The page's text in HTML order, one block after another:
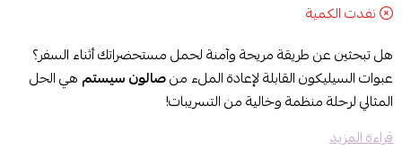
نفدت الكمية
هل تبحثين عن طريقة مريحة وآمنة لحمل مستحضراتك أثناء السفر؟
عبوات السيليكون القابلة لإعادة الملء منصالون سيستم هي الحل
المثالي لرحلة منظمة وخالية من التسريبات!
المميزات:
قراءة المزيد